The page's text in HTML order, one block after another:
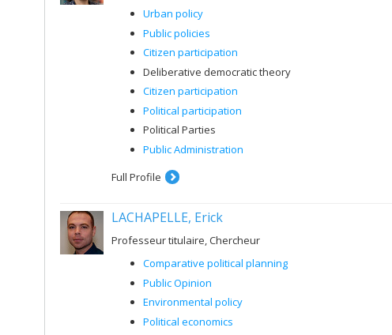
Urban policy
Public policies
Citizen participation
Deliberative democratic theory
Citizen participation
Political participation
Political Parties
Public Administration
Full Profile
LACHAPELLE, Erick
Professeur titulaire, Chercheur
Comparative political planning
Public Opinion
Environmental policy
Political economics